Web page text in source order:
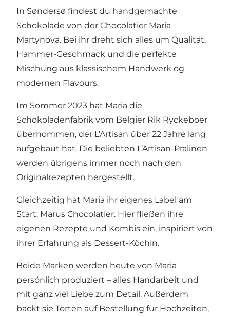
In Søndersø findest du handgemachte
Schokolade von der Chocolatier Maria
Martynova. Bei ihr dreht sich alles um Qualität,
Hammer-Geschmack und die perfekte
Mischung aus klassischem Handwerk og
modernen Flavours.
Im Sommer 2023 hat Maria die
Schokoladenfabrik vom Belgier Rik Ryckeboer
übernommen, der L’Artisan über 22 Jahre lang
aufgebaut hat. Die beliebten L’Artisan-Pralinen
werden übrigens immer noch nach den
Originalrezepten hergestellt.
Gleichzeitig hat Maria ihr eigenes Label am
Start: Marus Chocolatier. Hier fließen ihre
eigenen Rezepte und Kombis ein, inspiriert von
ihrer Erfahrung als Dessert-Köchin.
Beide Marken werden heute von Maria
persönlich produziert – alles Handarbeit und
mit ganz viel Liebe zum Detail. Außerdem
backt sie Torten auf Bestellung für Hochzeiten,